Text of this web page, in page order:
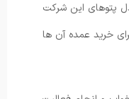
پتوهای این شرکت
خرید عمده آن ها